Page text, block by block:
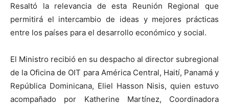
Resaltó la relevancia de esta Reunión Regional que
permitirá el intercambio de ideas y mejores prácticas
entre los países para el desarrollo económico y social.
El Ministro recibió en su despacho al director subregional
de la Oficina de OIT para América Central, Haití, Panamá y
República Dominicana, Eliel Hasson Nisis, quien estuvo
acompañado por Katherine Martínez, Coordinadora